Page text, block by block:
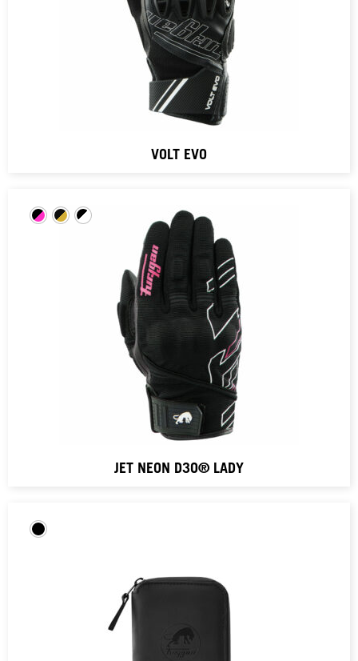
VOLT EVO
JET NEON D3O® LADY